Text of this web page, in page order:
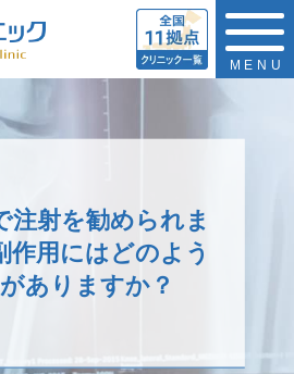
MENU
注射を勧められま
作用にはどのよう
ありますか？